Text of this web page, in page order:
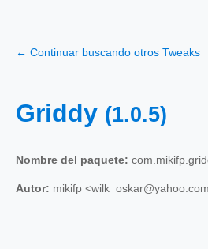
← Continuar buscando otros Tweaks
Griddy (1.0.5)
Nombre del paquete:
Autor: mikifp